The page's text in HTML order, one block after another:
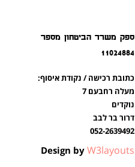
ספק משרד הביטחון מספר
11024884
כתובת רכישה / נקודת איסוף:
מעלה רחבעם 7
נוקדים
דרור בר לבב
052-2639492
Design by W3layouts